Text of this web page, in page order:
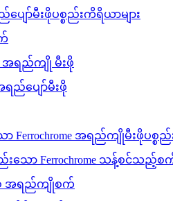
ပျော်မီးဖိုပစ္စည်းကိရိယာများ
အရည်ကျို မီးဖို
ည်ပျော်မီးဖို
ာ Ferrochrome အရည်ကျိုမီးဖိုပစ္
သော Ferrochrome သန့်စင်သည့်စ
စ် အရည်ကျိုစက်